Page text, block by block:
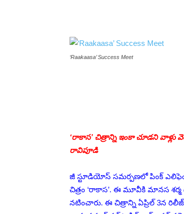
‘Raakaasa’ Success Meet
‘రాకాస’ చిత్రాన్ని ఇంకా చూడని
రావిపూడి
జీ స్టూడియోస్ స‌మ‌ర్ప‌ణలో పింక్
చిత్రం ‘రాకాస’. ఈ మూవీకి మానస
నటించారు. ఈ చిత్రాన్ని ఏప్రిల్ 3న